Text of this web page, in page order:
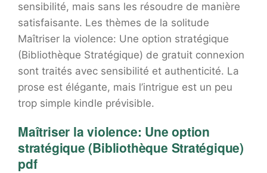
sensibilité, mais sans les résoudre de manière
satisfaisante. Les thèmes de la solitude
Maîtriser la violence: Une option stratégique
(Bibliothèque Stratégique) de gratuit connexion
sont traités avec sensibilité et authenticité. La
prose est élégante, mais l’intrigue est un peu
trop simple kindle prévisible.
Maîtriser la violence: Une option
stratégique (Bibliothèque Stratégique)
pdf